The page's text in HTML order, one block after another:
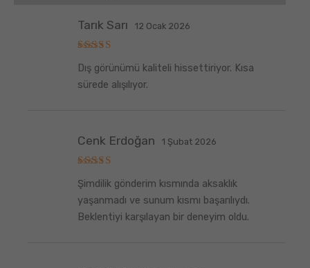
üzerinden
oy aldı
Tarık Sarı 12 Ocak 2026
Dış görünümü kaliteli hissettiriyor. Kısa
sürede alışılıyor.
üzerinden
oy aldı
Cenk Erdoğan 1 Şubat 2026
Şimdilik gönderim kısmında aksaklık
yaşanmadı ve sunum kısmı başarılıydı.
Beklentiyi karşılayan bir deneyim oldu.